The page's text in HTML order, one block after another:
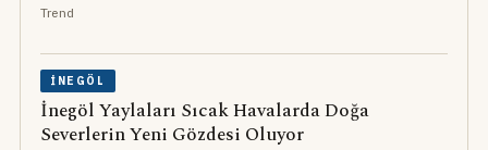
Trend
İNEGÖL
İnegöl Yaylaları Sıcak Havalarda Doğa
Severlerin Yeni Gözdesi Oluyor